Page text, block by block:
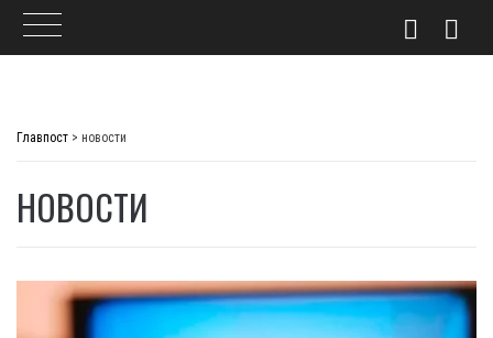
Главпост > новости
НОВОСТИ